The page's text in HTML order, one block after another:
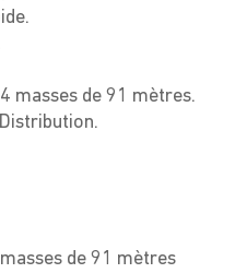
masses de 91 mètres.
de 91 mètres